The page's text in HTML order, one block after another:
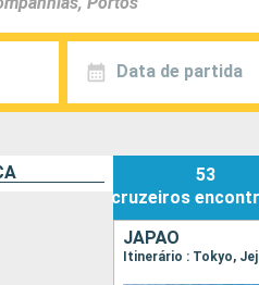
Data de partida
53
cruzeiros
JAPÃO
Itinerário : Tokyo,